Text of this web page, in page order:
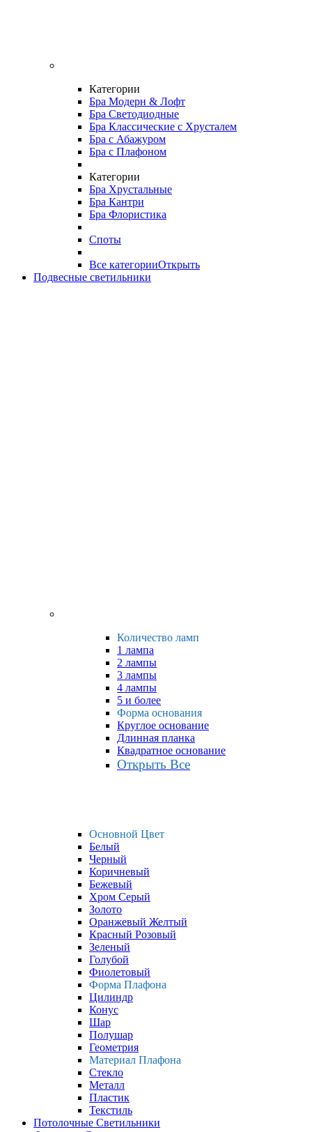
Категории
Бра Модерн & Лофт
Бра Светодиодные
Бра Классические с Хрусталем
Бра с Абажуром
Бра с Плафоном
Категории
Бра Хрустальные
Бра Кантри
Бра Флористика
Споты
Все категорииОткрыть
Подвесные светильники
Количество ламп
1 лампа
2 лампы
3 лампы
4 лампы
5 и более
Форма основания
Круглое основание
Длинная планка
Квадратное основание
Открыть Все
Основной Цвет
Белый
Черный
Коричневый
Бежевый
Хром Серый
Золото
Оранжевый Желтый
Красный Розовый
Зеленый
Голубой
Фиолетовый
Форма Плафона
Цилиндр
Конус
Шар
Полушар
Геометрия
Материал Плафона
Стекло
Металл
Пластик
Текстиль
Потолочные Светильники